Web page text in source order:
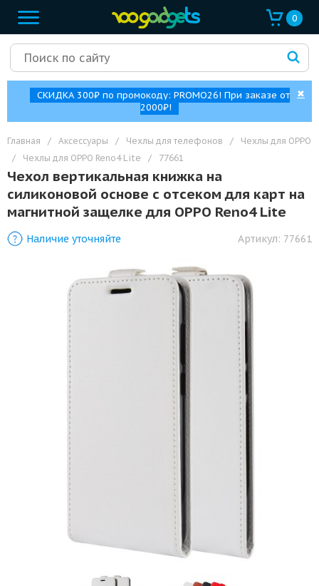
0
СКИДКА 300₽ по промокоду: PROMO26! При заказе от
2000₽!
✖
Главная / Аксессуары / Чехлы для телефонов /
Чехлы для OPPO
/
Чехлы для OPPO Reno4 Lite / 77661
Чехол вертикальная книжка на
силиконовой основе с отсеком для карт на
магнитной защелке для OPPO Reno4 Lite
Наличие уточняйте Артикул: 77661